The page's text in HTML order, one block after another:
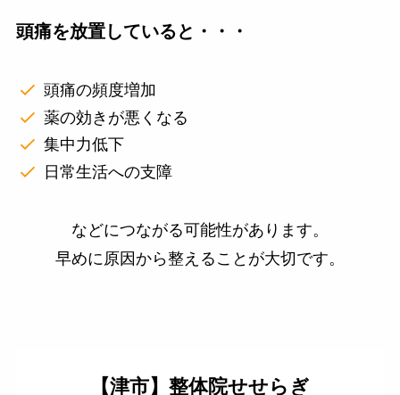
頭痛を放置していると・・・
頭痛の頻度増加
薬の効きが悪くなる
集中力低下
日常生活への支障
などにつながる可能性があります。
早めに原因から整えることが大切です。
【津市】整体院せせらぎ